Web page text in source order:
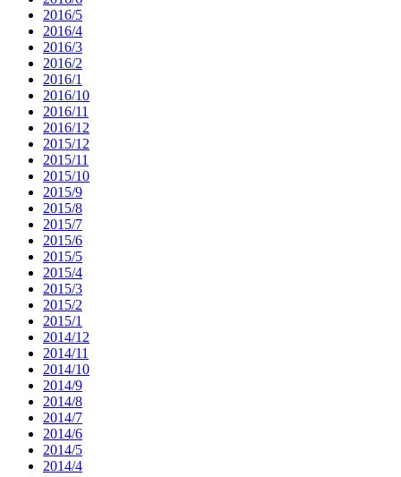
2016/5
2016/4
2016/3
2016/2
2016/1
2016/10
2016/11
2016/12
2015/12
2015/11
2015/10
2015/9
2015/8
2015/7
2015/6
2015/5
2015/4
2015/3
2015/2
2015/1
2014/12
2014/11
2014/10
2014/9
2014/8
2014/7
2014/6
2014/5
2014/4